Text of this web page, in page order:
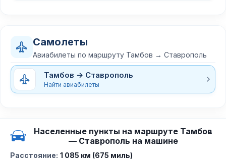
Самолеты
Авиабилеты по маршруту Тамбов → Ставрополь
Тамбов → Ставрополь
Найти авиабилеты
Населенные пункты на маршруте Тамбов
— Ставрополь на машине
Расстояние: 1 085 км (675 миль)